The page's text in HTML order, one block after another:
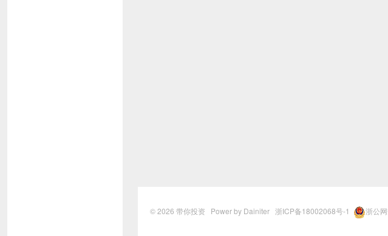
© 2026 带你投资 Power by Dainiter 浙ICP备18002068号-1 浙公